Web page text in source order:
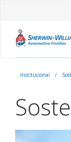
Institucional /